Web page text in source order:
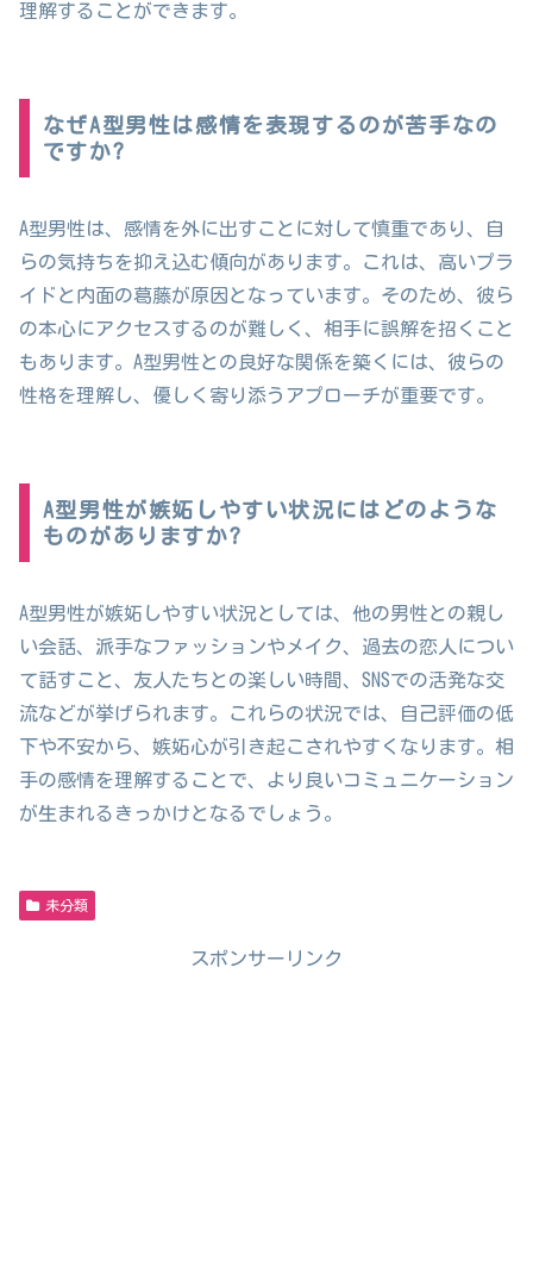
理解することができます。
なぜA型男性は感情を表現するのが苦手なの
ですか?
A型男性は、感情を外に出すことに対して慎重であり、自
らの気持ちを抑え込む傾向があります。これは、高いプラ
イドと内面の葛藤が原因となっています。そのため、彼ら
の本心にアクセスするのが難しく、相手に誤解を招くこと
もあります。A型男性との良好な関係を築くには、彼らの
性格を理解し、優しく寄り添うアプローチが重要です。
A型男性が嫉妬しやすい状況にはどのような
ものがありますか?
A型男性が嫉妬しやすい状況としては、他の男性との親し
い会話、派手なファッションやメイク、過去の恋人につい
て話すこと、友人たちとの楽しい時間、SNSでの活発な交
流などが挙げられます。これらの状況では、自己評価の低
下や不安から、嫉妬心が引き起こされやすくなります。相
手の感情を理解することで、より良いコミュニケーション
が生まれるきっかけとなるでしょう。
未分類
スポンサーリンク